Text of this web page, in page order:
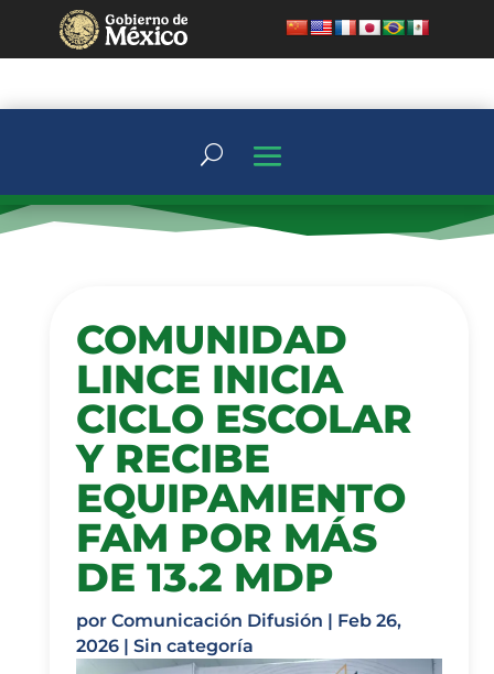
COMUNIDAD
LINCE INICIA
CICLO ESCOLAR
Y RECIBE
EQUIPAMIENTO
FAM POR MÁS
DE 13.2 MDP
por Comunicación Difusión | Feb 26,
2026| Sin categoría